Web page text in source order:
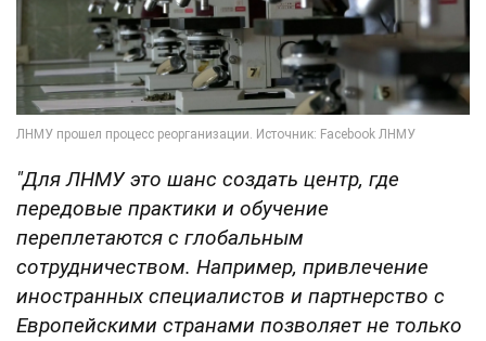
"Для ЛНМУ это шанс создать центр, где
передовые практики и обучение
переплетаются с глобальным
сотрудничеством. Например, привлечение
иностранных специалистов и партнерство с
Европейскими странами позволяет не только